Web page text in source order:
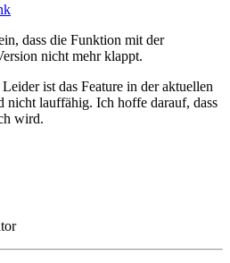
dass die Funktion mit der
nicht mehr klappt.
ist das Feature in der aktuellen
nicht lauffähig. Ich hoffe darauf, dass
wird.